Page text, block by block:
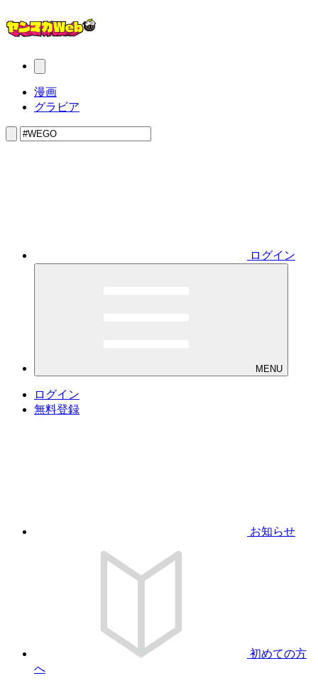
漫画
グラビア
ログイン
MENU
ログイン
無料登録
お知らせ
初めての方
へ